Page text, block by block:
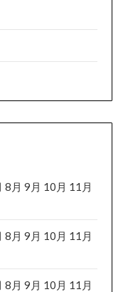
8月 9月 10月 11月
8月 9月 10月 11月
8月 9月 10月 11月